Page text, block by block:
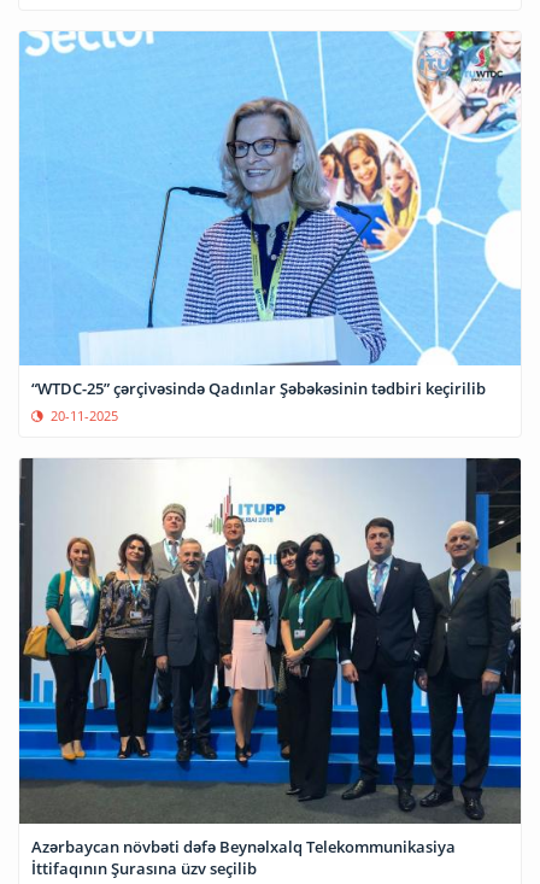
“WTDC-25” çərçivəsində Qadınlar Şəbəkəsinin tədbiri keçirilib
20-11-2025
Azərbaycan növbəti dəfə Beynəlxalq Telekommunikasiya
İttifaqının Şurasına üzv seçilib